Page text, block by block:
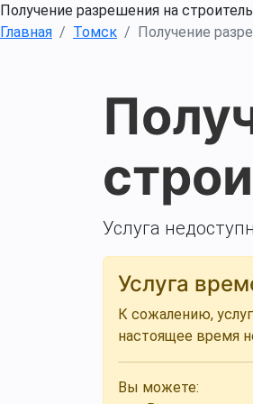
Получение разрешения на
Главная
Томск Получение
Услуга
Услуга
К сожалению,
настоящее время
Вы можете: